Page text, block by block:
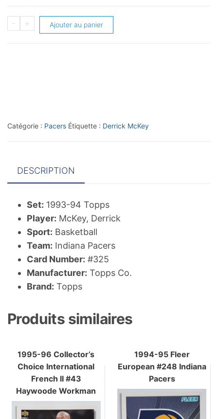
-
quantité
+ Ajouter au panier
Catégorie : Pacers Étiquette : Derrick McKey
DESCRIPTION
Set: 1993-94 Topps
Player: McKey, Derrick
Sport: Basketball
Team: Indiana Pacers
Card Number: #325
Manufacturer: Topps Co.
Brand: Topps
Produits similaires
1995-96 Collector’s
Choice International
French II #43
Haywoode Workman
1994-95 Fleer
European #248 Indiana
Pacers